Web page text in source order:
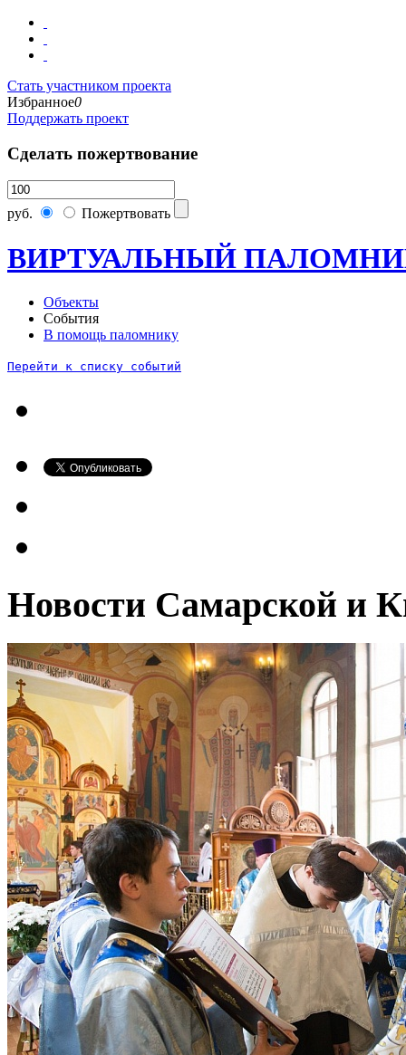
Стать участником проекта
Избранное0
Поддержать проект
Сделать пожертвование
руб. Пожертвовать
ВИРТУАЛЬНЫЙ
Объекты
События
В помощь паломнику
Перейти к списку событий
Новости Самарской и